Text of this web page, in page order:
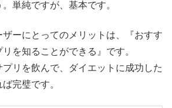
単純ですが、基本です。
ーにとってのメリットは、『おすす
を知ることができる』です。
リを飲んで、ダイエットに成功した
完璧です。